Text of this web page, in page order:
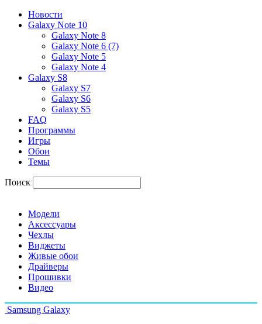
Новости
Galaxy Note 10
Galaxy Note 8
Galaxy Note 6 (7)
Galaxy Note 5
Galaxy Note 4
Galaxy S8
Galaxy S7
Galaxy S6
Galaxy S5
FAQ
Программы
Игры
Обои
Темы
Поиск
Модели
Аксессуары
Чехлы
Виджеты
Живые обои
Драйверы
Прошивки
Видео
Samsung Galaxy